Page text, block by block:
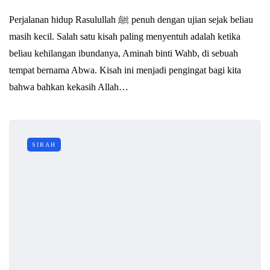
Perjalanan hidup Rasulullah ﷺ penuh dengan ujian sejak beliau
masih kecil. Salah satu kisah paling menyentuh adalah ketika
beliau kehilangan ibundanya, Aminah binti Wahb, di sebuah
tempat bernama Abwa. Kisah ini menjadi pengingat bagi kita
bahwa bahkan kekasih Allah…
SIRAH